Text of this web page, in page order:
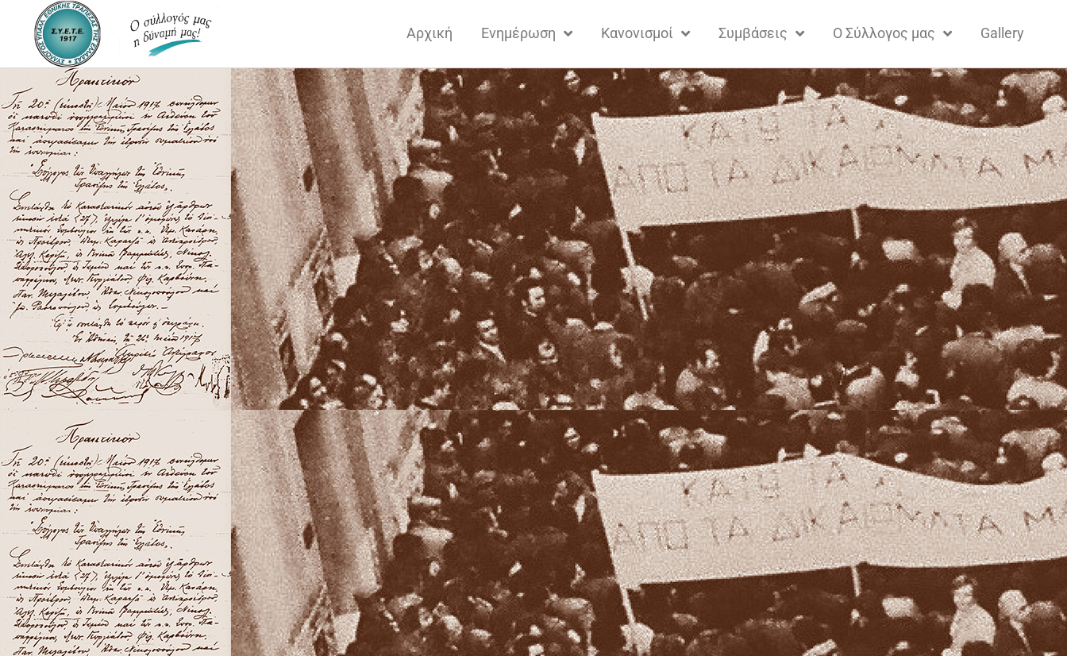
Αρχική Ενημέρωση Κανονισμοί Συμβάσεις Ο Σύλλογος μας Gallery